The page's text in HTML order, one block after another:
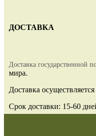
ДОСТАВКА
Доставка государственной
мира.
Доставка
Срок доставки: 15-60